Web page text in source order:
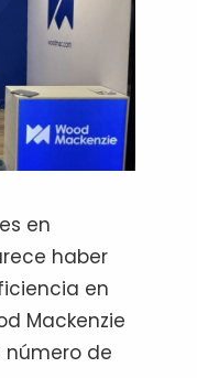
en
haber
en
Mackenzie
de